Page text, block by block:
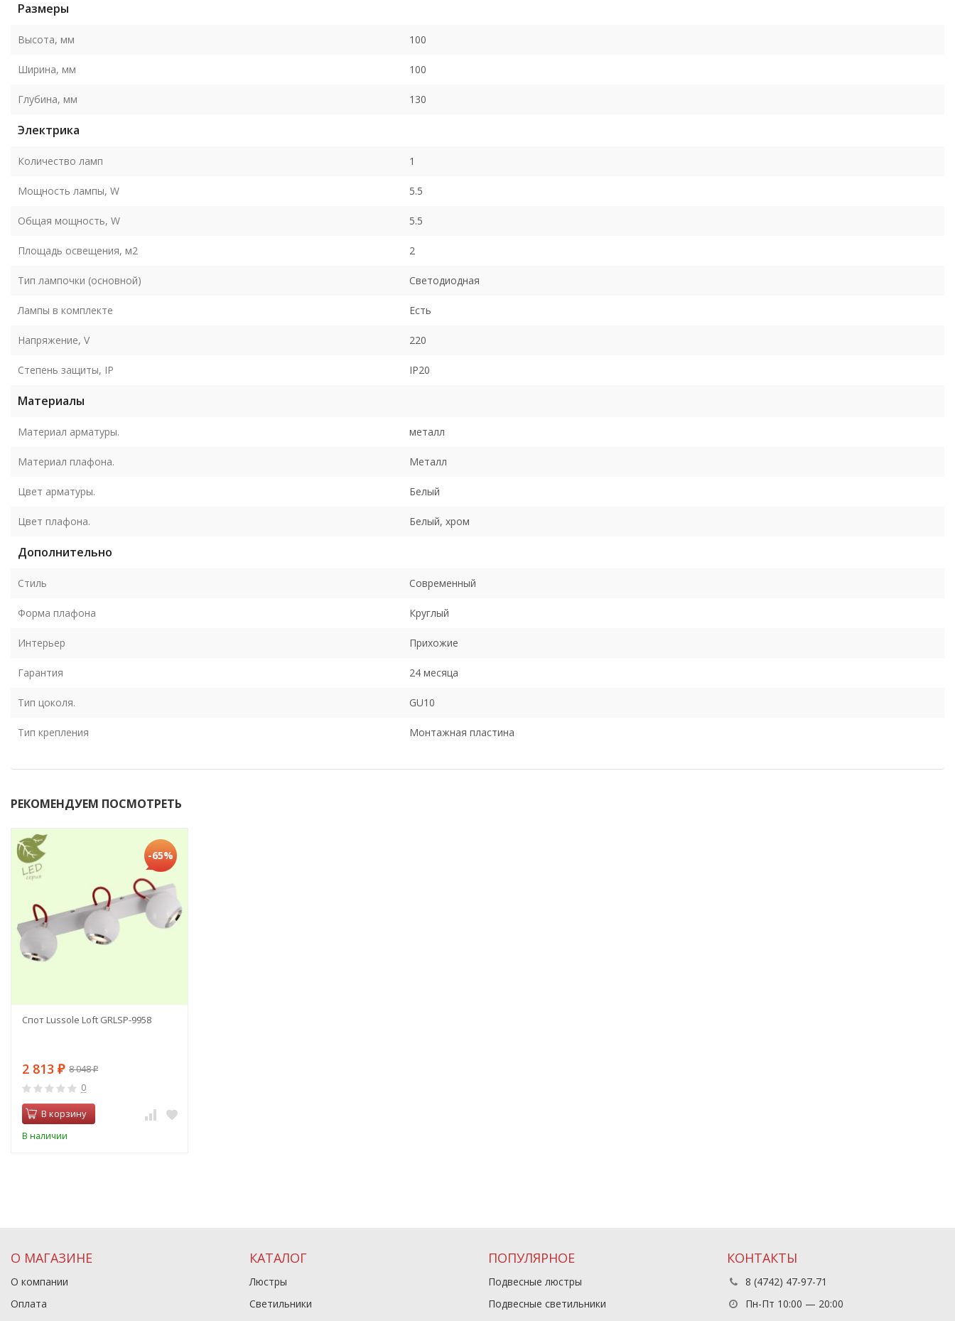
Размеры
Высота, мм 100
Ширина, мм 100
Глубина, мм 130
Электрика
Количество ламп 1
Мощность лампы, W 5.5
Общая мощность, W 5.5
Площадь освещения, м2 2
Тип лампочки (основной) Светодиодная
Лампы в комплекте Есть
Напряжение, V 220
Степень защиты, IP IP20
Материалы
Материал арматуры. металл
Материал плафона. Металл
Цвет арматуры. Белый
Цвет плафона. Белый, хром
Дополнительно
Стиль Современный
Форма плафона Круглый
Интерьер Прихожие
Гарантия 24 месяца
Тип цоколя. GU10
Тип крепления Монтажная пластина
РЕКОМЕНДУЕМ ПОСМОТРЕТЬ
-65%
Спот Lussole Loft GRLSP-9958
2 813 ₽ 8 048₽
0
В корзину
В наличии
О МАГАЗИНЕ
О компании
Оплата
КАТАЛОГ
Люстры
Светильники
ПОПУЛЯРНОЕ
Подвесные люстры
Подвесные светильники
КОНТАКТЫ
8 (4742) 47-97-71
Пн-Пт 10:00 — 20:00